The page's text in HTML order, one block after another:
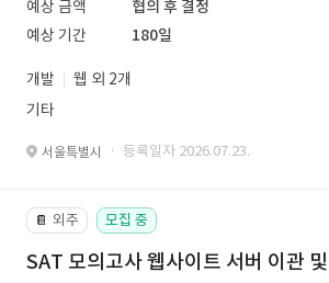
예상 금액
협의 후 결정
예상 기간
180일
개발
웹 외 2개
기타
서울특별시 · 등록일자 2026.07.23.
📔 외주 모집 중
SAT 모의고사 웹사이트 서버 이관